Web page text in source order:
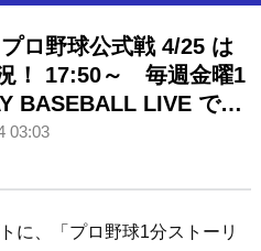
ロ野球公式戦 4/25 は
！ 17:50～ 毎週金曜1
BASEBALL LIVE で月
ー実況配信スタート！
03:03
に、「プロ野球1分ストーリ